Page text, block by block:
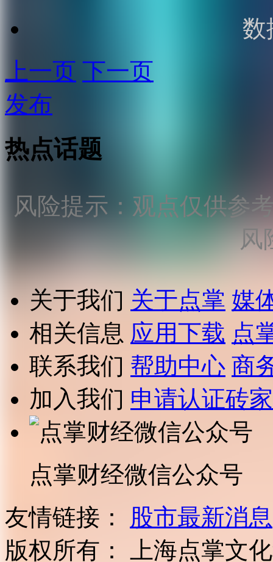
数
上一页 下一页
发布
热点话题
风险提示：观点仅供参
风
关于我们 关于点掌 媒
相关信息 应用下载 点
联系我们 帮助中心 商
加入我们 申请认证砖家
点掌财经微信公众号
友情链接：
股市最新消息
版权所有：
上海点掌文